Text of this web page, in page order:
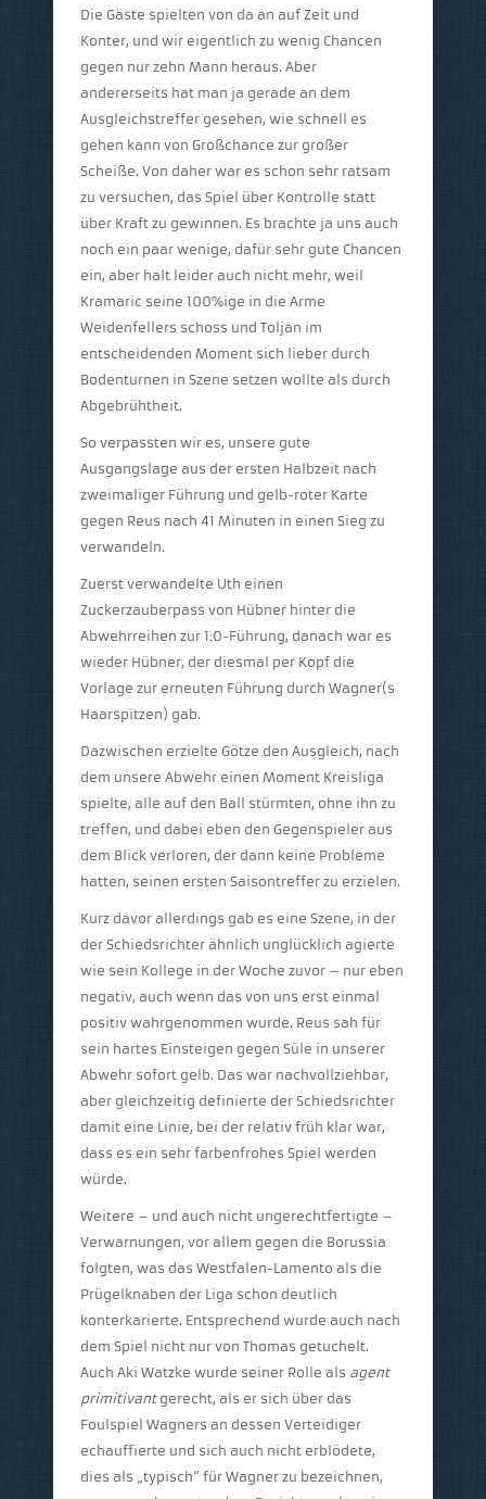
Die Gäste spielten von da an auf Zeit und
Konter, und wir eigentlich zu wenig Chancen
gegen nur zehn Mann heraus. Aber
andererseits hat man ja gerade an dem
Ausgleichstreffer gesehen, wie schnell es
gehen kann von Großchance zur großer
Scheiße. Von daher war es schon sehr ratsam
zu versuchen, das Spiel über Kontrolle statt
über Kraft zu gewinnen. Es brachte ja uns auch
noch ein paar wenige, dafür sehr gute Chancen
ein, aber halt leider auch nicht mehr, weil
Kramaric seine 100%ige in die Arme
Weidenfellers schoss und Toljan im
entscheidenden Moment sich lieber durch
Bodenturnen in Szene setzen wollte als durch
Abgebrühtheit.
So verpassten wir es, unsere gute
Ausgangslage aus der ersten Halbzeit nach
zweimaliger Führung und gelb-roter Karte
gegen Reus nach 41 Minuten in einen Sieg zu
verwandeln.
Zuerst verwandelte Uth einen
Zuckerzauberpass von Hübner hinter die
Abwehrreihen zur 1:0-Führung, danach war es
wieder Hübner, der diesmal per Kopf die
Vorlage zur erneuten Führung durch Wagner(s
Haarspitzen) gab.
Dazwischen erzielte Götze den Ausgleich, nach
dem unsere Abwehr einen Moment Kreisliga
spielte, alle auf den Ball stürmten, ohne ihn zu
treffen, und dabei eben den Gegenspieler aus
dem Blick verloren, der dann keine Probleme
hatten, seinen ersten Saisontreffer zu erzielen.
Kurz davor allerdings gab es eine Szene, in der
der Schiedsrichter ähnlich unglücklich agierte
wie sein Kollege in der Woche zuvor – nur eben
negativ, auch wenn das von uns erst einmal
positiv wahrgenommen wurde. Reus sah für
sein hartes Einsteigen gegen Süle in unserer
Abwehr sofort gelb. Das war nachvollziehbar,
aber gleichzeitig definierte der Schiedsrichter
damit eine Linie, bei der relativ früh klar war,
dass es ein sehr farbenfrohes Spiel werden
würde.
Weitere – und auch nicht ungerechtfertigte –
Verwarnungen, vor allem gegen die Borussia
folgten, was das Westfalen-Lamento als die
Prügelknaben der Liga schon deutlich
konterkarierte. Entsprechend wurde auch nach
dem Spiel nicht nur von Thomas getuchelt.
Auch Aki Watzke wurde seiner Rolle als agent
primitivantgerecht, als er sich über das
Foulspiel Wagners an dessen Verteidiger
echauffierte und sich auch nicht erblödete,
dies als „typisch“ für Wagner zu bezeichnen,